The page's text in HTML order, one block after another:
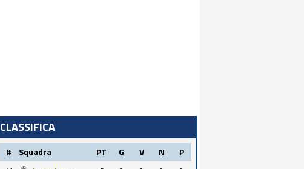
CLASSIFICA
# Squadra PT G V N P